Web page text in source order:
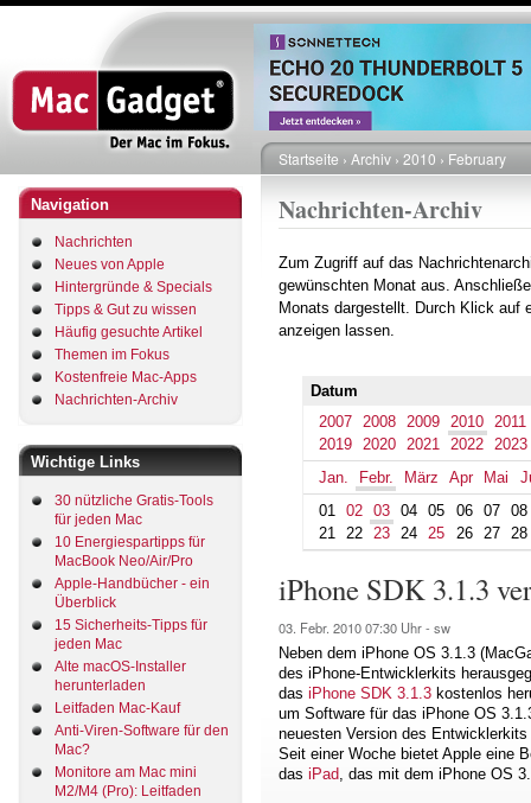
Direkt
zum
Inhalt
Navigation
Nachrichten
Neues von Apple
Hintergründe & Specials
Tipps & Gut zu wissen
Häufig gesuchte Artikel
Themen im Fokus
Kostenfreie Mac-Apps
Nachrichten-Archiv
Wichtige Links
30 nützliche Gratis-Tools
für jeden Mac
10 Energiespartipps für
MacBook Neo/Air/Pro
Apple-Handbücher - ein
Überblick
15 Sicherheits-Tipps für
jeden Mac
Alte macOS-Installer
herunterladen
Leitfaden Mac-Kauf
Anti-Viren-Software für den
Mac?
Monitore am Mac mini
M2/M4 (Pro): Leitfaden
Pfadnavigation
Startseite Archiv 2010 February
Nachrichten-Archiv
Zum Zugriff auf das
gewünschten Monat aus.
Monats dargestellt. Durch Klick auf
anzeigen lassen.
Datum
2007
2008 2009 2010
2011
2019
2020 2021 2022
2023
Jan.
Febr. März Apr Mai
01
02 03 04 05 06 07
08
21
22 23 24 25 26 27 28
iPhone SDK 3.1.3
03. Febr. 201007:30 Uhr - sw
Neben dem iPhone OS 3.1.3
des iPhone-Entwicklerkits
das iPhone SDK 3.1.3 kostenlos
um Software für das iPhone OS
neuesten Version des
Seit einer Woche bietet Apple eine
das iPad, das mit dem iPhone OS